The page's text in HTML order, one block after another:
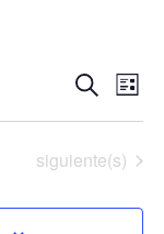
de
y
Buscar
de
de
Lista
Eventos
siguiente(s)